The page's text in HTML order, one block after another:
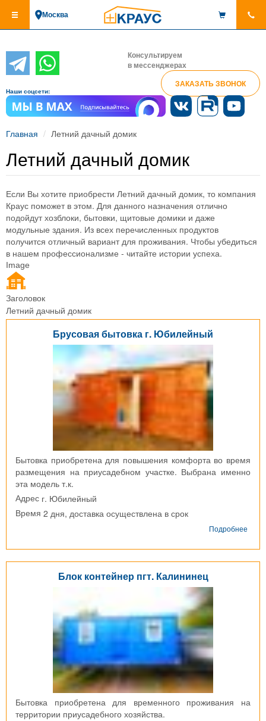
основному
Москва
Консультируем
в мессенджерах
ЗАКАЗАТЬ ЗВОНОК
Наши соцсети:
Главная Летний дачный домик
Летний дачный домик
Если Вы хотите приобрести Летний дачный домик, то компания
Краус поможет в этом. Для данного назначения отлично
подойдут хозблоки, бытовки, щитовые домики и даже
модульные здания. Из всех перечисленных продуктов
получится отличный вариант для проживания. Чтобы убедиться
в нашем профессионализме - читайте истории успеха.
Image
Заголовок
Летний дачный домик
Брусовая бытовка г. Юбилейный
Бытовка приобретена для повышения комфорта во время
размещения на приусадебном участке. Выбрана именно
эта модель т.к.
Адрес г. Юбилейный
Время 2 дня, доставка осуществлена в срок
Подробнее
Блок контейнер пгт. Калининец
Бытовка приобретена для временного проживания на
территории приусадебного хозяйства.